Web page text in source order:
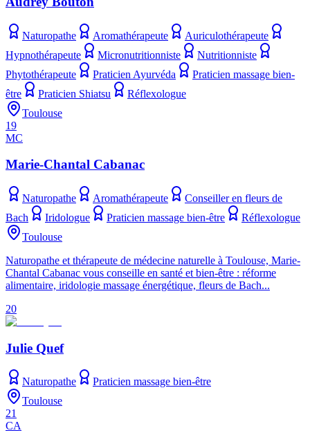
Naturopathe Aromathérapeute
Auriculothérapeute
Hypnothérapeute
Micronutritionniste
Nutritionniste
Phytothérapeute
Praticien Ayurvéda
Praticien massage bien-
être
Praticien Shiatsu
Réflexologue
Toulouse
19
MC
Marie-Chantal Cabanac
Naturopathe Aromathérapeute
Conseiller en fleurs de
Bach
Iridologue Praticien massage bien-être
Réflexologue
Toulouse
Naturopathe et thérapeute de médecine naturelle à Toulouse, Marie-
Chantal Cabanac vous conseille en santé et bien-être : réforme
alimentaire, iridologie massage énergétique, fleurs de Bach...
20
Julie Quef
Naturopathe
Praticien massage bien-être
Toulouse
21
CA